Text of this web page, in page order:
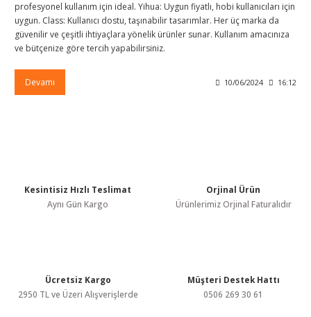
profesyonel kullanım için ideal. Yihua: Uygun fiyatlı, hobi kullanıcıları için
uygun. Class: Kullanıcı dostu, taşınabilir tasarımlar. Her üç marka da
güvenilir ve çeşitli ihtiyaçlara yönelik ürünler sunar. Kullanım amacınıza
ve bütçenize göre tercih yapabilirsiniz.
Devamı 10/06/2024 16:12
Kesintisiz Hızlı Teslimat
Aynı Gün Kargo
Orjinal Ürün
Ürünlerimiz Orjinal Faturalıdır
Ücretsiz Kargo
2950 TL ve Üzeri Alışverişlerde
Müşteri Destek Hattı
0506 269 30 61